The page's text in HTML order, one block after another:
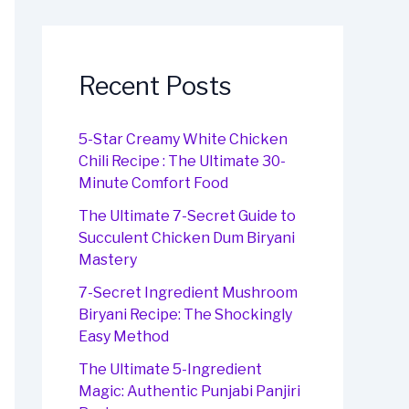
Recent Posts
5-Star Creamy White Chicken
Chili Recipe : The Ultimate 30-
Minute Comfort Food
The Ultimate 7-Secret Guide to
Succulent Chicken Dum Biryani
Mastery
7-Secret Ingredient Mushroom
Biryani Recipe: The Shockingly
Easy Method
The Ultimate 5-Ingredient
Magic: Authentic Punjabi Panjiri